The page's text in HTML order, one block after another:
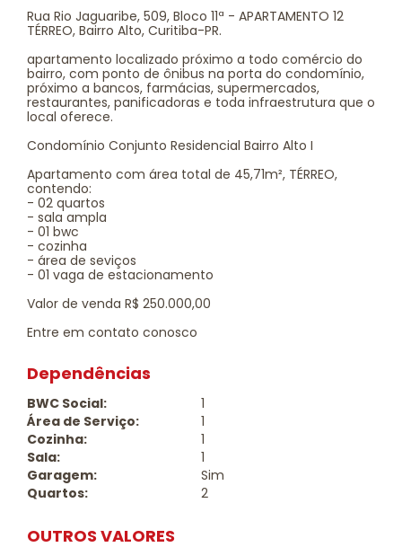
Rua Rio Jaguaribe, 509, Bloco 11ª - APARTAMENTO 12
TÉRREO, Bairro Alto, Curitiba-PR.
apartamento localizado próximo a todo comércio do
bairro, com ponto de ônibus na porta do condomínio,
próximo a bancos, farmácias, supermercados,
restaurantes, panificadoras e toda infraestrutura que o
local oferece.
Condomínio Conjunto Residencial Bairro Alto I
Apartamento com área total de 45,71m², TÉRREO,
contendo:
- 02 quartos
- sala ampla
- 01 bwc
- cozinha
- área de seviços
- 01 vaga de estacionamento
Valor de venda R$ 250.000,00
Entre em contato conosco
Dependências
BWC Social:
1
Área de Serviço:
1
Cozinha:
1
Sala:
1
Garagem:
Sim
Quartos:
2
OUTROS VALORES